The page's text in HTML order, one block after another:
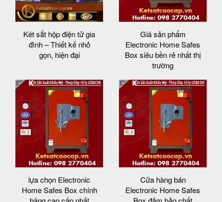
Két sắt hộp điện tử gia
đình – Thiết kế nhỏ
gọn, hiện đại
Giá sản phẩm
Electronic Home Safes
Box siêu bền rẻ nhất thị
trường
lựa chọn Electronic
Home Safes Box chính
Cửa hàng bán
Electronic Home Safes